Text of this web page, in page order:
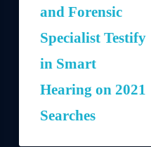
and Forensic
Specialist Testify
in Smart
Hearing on 2021
Searches